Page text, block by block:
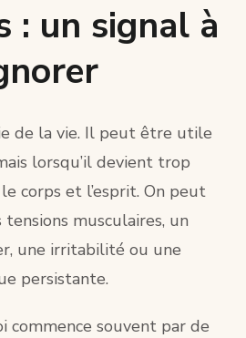
: un signal à
de la vie. Il peut être utile
lorsqu’il devient trop
corps et l’esprit. On peut
musculaires, un
une irritabilité ou une
persistante.
commence souvent par de